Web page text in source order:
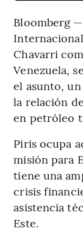
Bloomberg
Chavarri
Venezuela,
el asunto,
la relación
en petróleo
Piris ocupa
misión para
tiene una
crisis
asistencia
Este.